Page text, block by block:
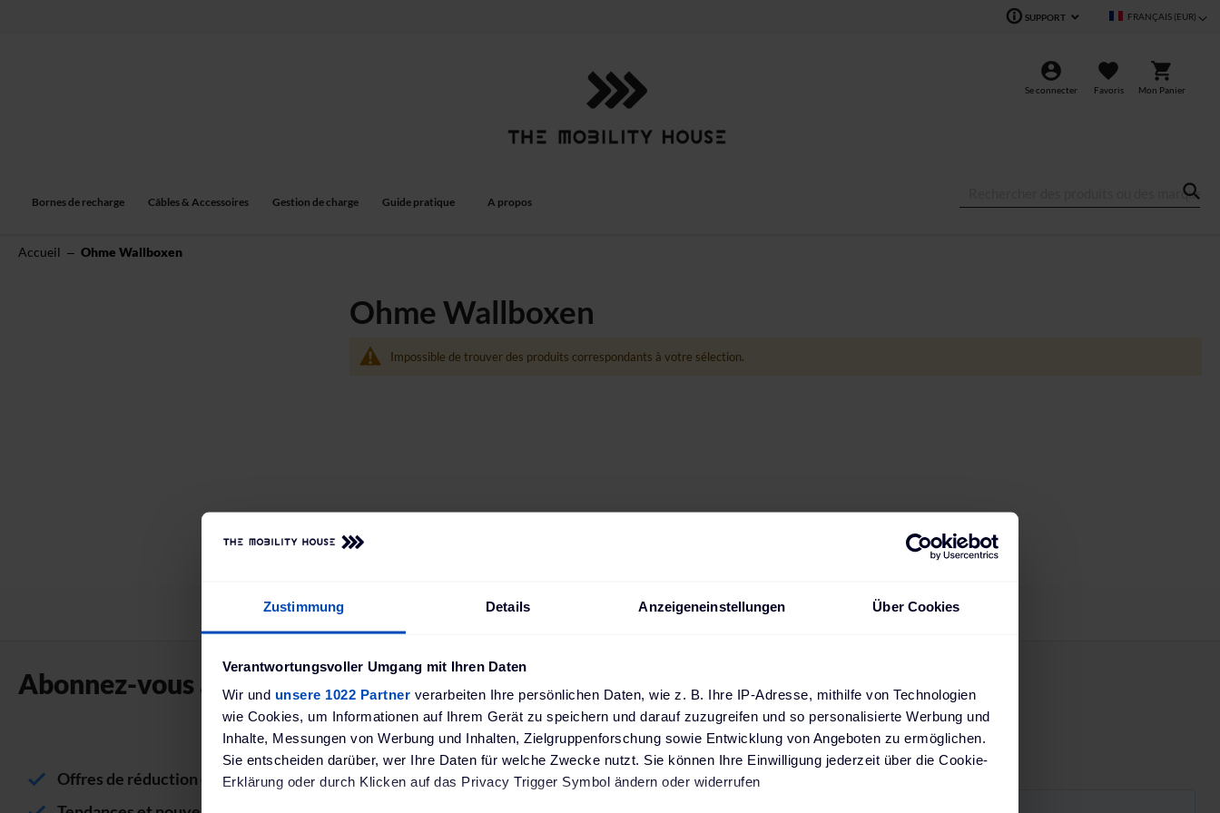
Zustimmung Details Anzeigeneinstellungen Über Cookies
Verantwortungsvoller Umgang mit Ihren Daten
Wir und unsere 1022 Partner verarbeiten Ihre persönlichen Daten, wie z. B. Ihre IP-Adresse, mithilfe von Technologien
wie Cookies, um Informationen auf Ihrem Gerät zu speichern und darauf zuzugreifen und so personalisierte Werbung und
Inhalte, Messungen von Werbung und Inhalten, Zielgruppenforschung sowie Entwicklung von Angeboten zu ermöglichen.
Sie entscheiden darüber, wer Ihre Daten für welche Zwecke nutzt. Sie können Ihre Einwilligung jederzeit über die Cookie-
Erklärung oder durch Klicken auf das Privacy Trigger Symbol ändern oder widerrufen
Langue FRANÇAIS (EUR)
SUPPORT
Se connecter Favoris Mon Panier
Bornes de recharge Câbles & Accessoires Gestion de charge Guide pratique A propos
Accueil Ohme Wallboxen
Ohme Wallboxen
Impossible de trouver des produits correspondants à votre sélection.
Abonnez-vous à notre newsletter :
Offres de réduction et nouveaux produits